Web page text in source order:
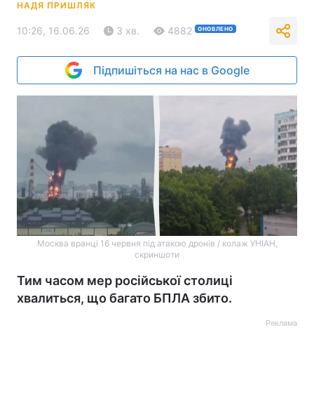
НАДЯ ПРИШЛЯК
10:26, 16.06.26 3 хв. 4882 ОНОВЛЕНО
Підпишіться на нас в Google
Москва вранці 16 червня під атакою дронів / колаж УНІАН,
скриншоти
Тим часом мер російської столиці
хвалиться, що багато БПЛА збито.
Реклама